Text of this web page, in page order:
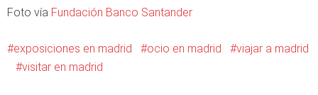
Foto vía Fundación Banco Santander
exposiciones en madrid ocio en madrid
viajar a madrid
visitar en madrid